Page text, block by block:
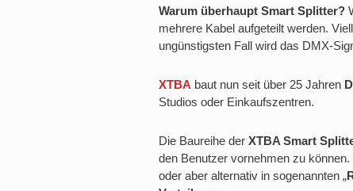
Warum überhaupt Smart Splitter?
mehrere Kabel aufgeteilt werden.
ungünstigsten Fall wird das DMX-
XTBA baut nun seit über 25 Jahren
Studios oder Einkaufszentren.
Die Baureihe der XTBA Smart
den Benutzer vornehmen zu
oder aber alternativ in sogenannten „